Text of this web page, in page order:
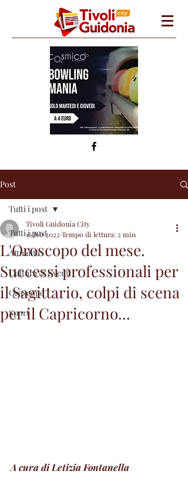
Post
Tutti i post
Attualità
Cultura & Eventi
Oroscopo
Sport
Tutti i post
L'Oroscopo del mese.
Successi professionali per
il Sagittario, colpi di scena
per il Capricorno...
Tivoli Guidonia City
16 feb 2022 Tempo di lettura: 2 min
A cura di Letizia Fontanella